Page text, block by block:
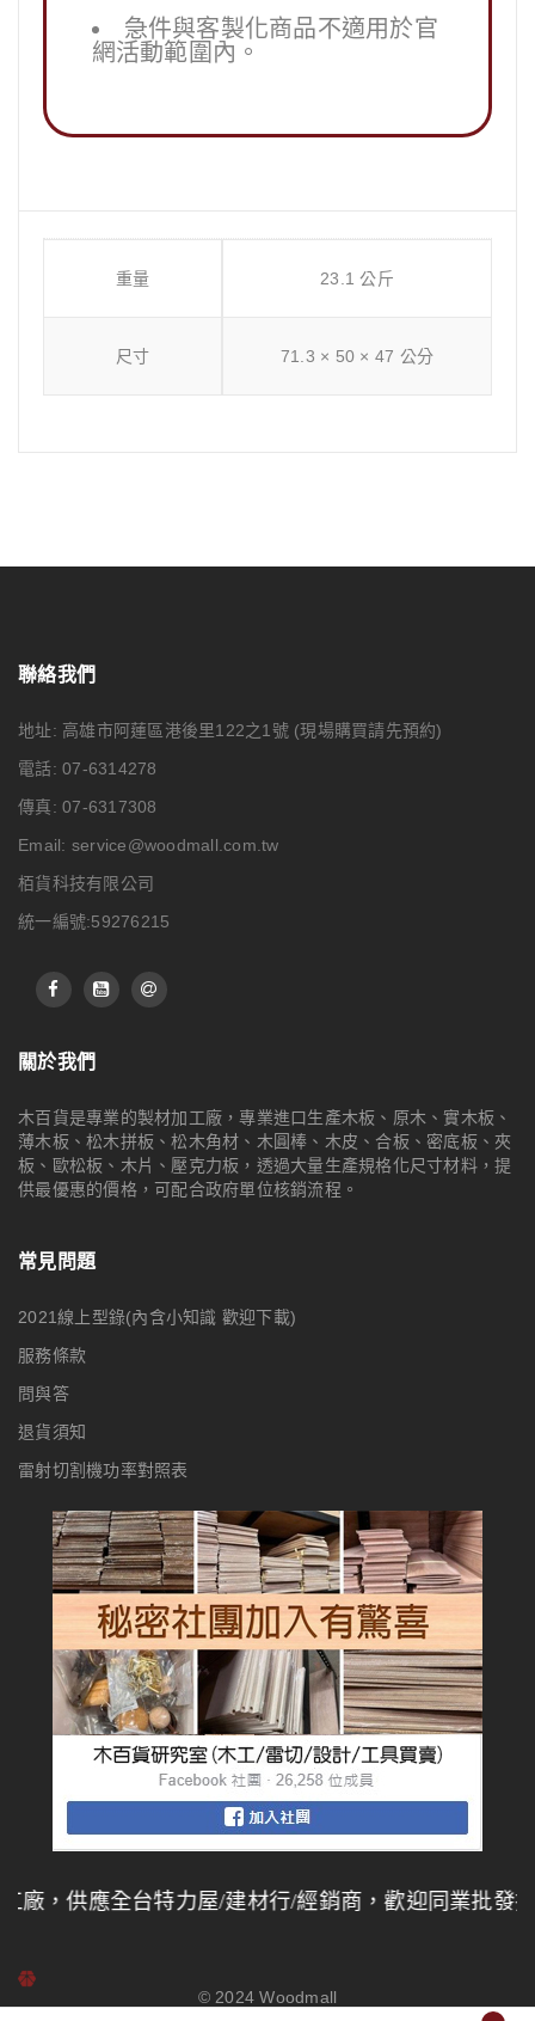
急件與客製化商品不適用於官
網活動範圍內。
重量 23.1 公斤
尺寸 71.3 × 50 × 47 公分
聯絡我們
地址: 高雄市阿蓮區港後里122之1號 (現場購買請先預約)
電話: 07-6314278
傳真: 07-6317308
Email: service@woodmall.com.tw
栢貨科技有限公司
統一編號:59276215
關於我們
木百貨是專業的製材加工廠，專業進口生產木板、原木、實木板、
薄木板、松木拼板、松木角材、木圓棒、木皮、合板、密底板、夾
板、歐松板、木片、壓克力板，透過大量生產規格化尺寸材料，提
供最優惠的價格，可配合政府單位核銷流程。
常見問題
2021線上型錄(內含小知識 歡迎下載)
服務條款
問與答
退貨須知
雷射切割機功率對照表
全台特力屋/建材行/經銷商，歡迎同業批發採購，量大
© 2024Woodmall